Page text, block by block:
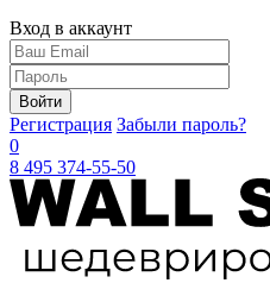
Вход в аккаунт
Войти
Регистрация Забыли пароль?
0
8 495 374-55-50